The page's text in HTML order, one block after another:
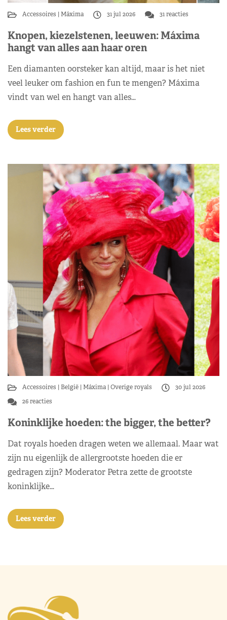
Accessoires Máxima 31 jul 2026 31 reacties
Knopen, kiezelstenen, leeuwen: Máxima
hangt van alles aan haar oren
Een diamanten oorsteker kan altijd, maar is het niet
veel leuker om fashion en fun te mengen? Máxima
vindt van wel en hangt van alles…
Lees verder
Accessoires België Máxima Overige royals
30 jul 2026
26 reacties
Koninklijke hoeden: the bigger, the better?
Dat royals hoeden dragen weten we allemaal. Maar wat
zijn nu eigenlijk de allergrootste hoeden die er
gedragen zijn? Moderator Petra zette de grootste
koninklijke…
Lees verder